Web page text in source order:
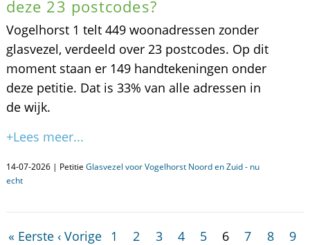
deze 23 postcodes?
Vogelhorst 1 telt 449 woonadressen zonder
glasvezel, verdeeld over 23 postcodes. Op dit
moment staan er 149 handtekeningen onder
deze petitie. Dat is 33% van alle adressen in
de wijk.
+Lees meer...
14-07-2026 | Petitie Glasvezel voor Vogelhorst Noord en Zuid - nu
echt
« Eerste ‹ Vorige 1 2 3 4 5 6 7 8
9